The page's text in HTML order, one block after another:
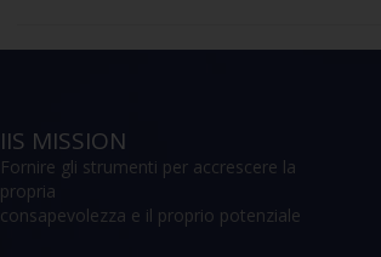
IIS MISSION
Fornire gli strumenti per accrescere la
propria
consapevolezza e il proprio potenziale